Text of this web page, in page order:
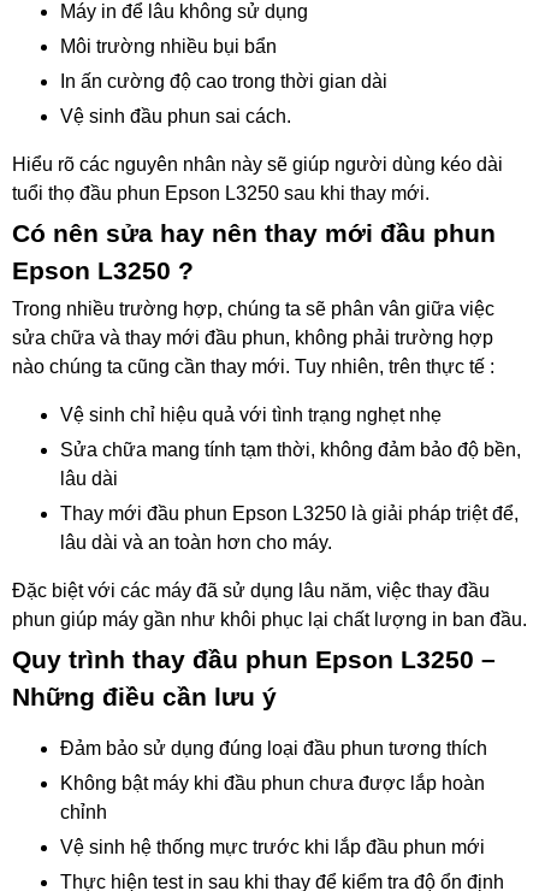
Máy in để lâu không sử dụng
Môi trường nhiều bụi bẩn
In ấn cường độ cao trong thời gian dài
Vệ sinh đầu phun sai cách.
Hiểu rõ các nguyên nhân này sẽ giúp người dùng kéo dài
tuổi thọ đầu phun Epson L3250 sau khi thay mới.
Có nên sửa hay nên thay mới đầu phun
Epson L3250 ?
Trong nhiều trường hợp, chúng ta sẽ phân vân giữa việc
sửa chữa và thay mới đầu phun, không phải trường hợp
nào chúng ta cũng cần thay mới. Tuy nhiên, trên thực tế :
Vệ sinh chỉ hiệu quả với tình trạng nghẹt nhẹ
Sửa chữa mang tính tạm thời, không đảm bảo độ bền,
lâu dài
Thay mới đầu phun Epson L3250 là giải pháp triệt để,
lâu dài và an toàn hơn cho máy.
Đặc biệt với các máy đã sử dụng lâu năm, việc thay đầu
phun giúp máy gần như khôi phục lại chất lượng in ban đầu.
Quy trình thay đầu phun Epson L3250 –
Những điều cần lưu ý
Đảm bảo sử dụng đúng loại đầu phun tương thích
Không bật máy khi đầu phun chưa được lắp hoàn
chỉnh
Vệ sinh hệ thống mực trước khi lắp đầu phun mới
Thực hiện test in sau khi thay để kiểm tra độ ổn định